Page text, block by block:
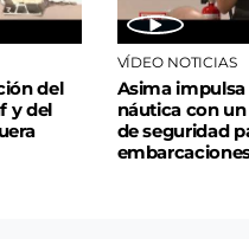
del
y del
VÍDEO NOTICIAS
Asima
náutica con
de seguridad